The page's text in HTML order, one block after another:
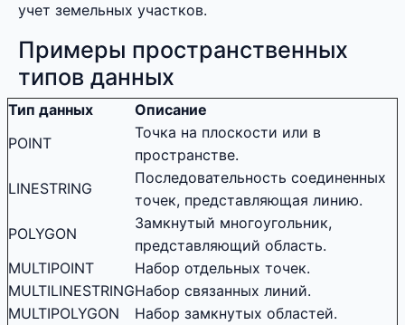
учет земельных участков.
Примеры пространственных
типов данных
Тип данных
Описание
POINT
Точка на плоскости или в
пространстве.
LINESTRING
Последовательность соединенных
точек, представляющая линию.
POLYGON
Замкнутый многоугольник,
представляющий область.
MULTIPOINT
Набор отдельных точек.
MULTILINESTRINGНабор связанных линий.
MULTIPOLYGON
Набор замкнутых областей.